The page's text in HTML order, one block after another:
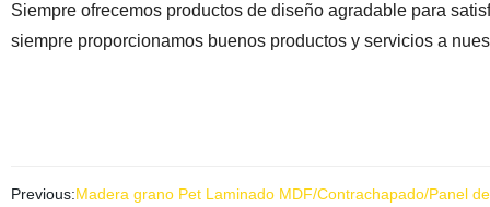
Siempre ofrecemos productos de diseño agradable para
siempre proporcionamos buenos productos y servicios a
Previous:Madera grano Pet Laminado MDF/Contrachapado/Panel